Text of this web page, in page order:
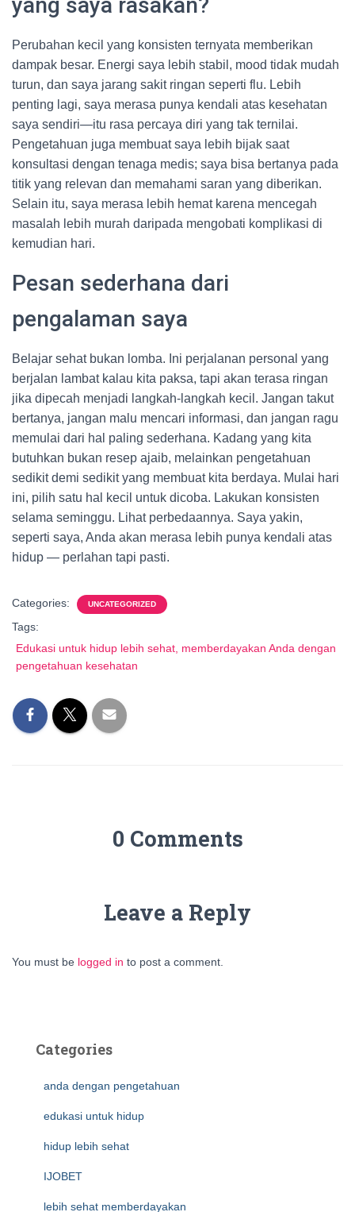
Perubahan kecil yang konsisten ternyata memberikan
dampak besar. Energi saya lebih stabil, mood tidak mudah
turun, dan saya jarang sakit ringan seperti flu. Lebih
penting lagi, saya merasa punya kendali atas kesehatan
saya sendiri—itu rasa percaya diri yang tak ternilai.
Pengetahuan juga membuat saya lebih bijak saat
konsultasi dengan tenaga medis; saya bisa bertanya pada
titik yang relevan dan memahami saran yang diberikan.
Selain itu, saya merasa lebih hemat karena mencegah
masalah lebih murah daripada mengobati komplikasi di
kemudian hari.
Pesan sederhana dari
pengalaman saya
Belajar sehat bukan lomba. Ini perjalanan personal yang
berjalan lambat kalau kita paksa, tapi akan terasa ringan
jika dipecah menjadi langkah-langkah kecil. Jangan takut
bertanya, jangan malu mencari informasi, dan jangan ragu
memulai dari hal paling sederhana. Kadang yang kita
butuhkan bukan resep ajaib, melainkan pengetahuan
sedikit demi sedikit yang membuat kita berdaya. Mulai hari
ini, pilih satu hal kecil untuk dicoba. Lakukan konsisten
selama seminggu. Lihat perbedaannya. Saya yakin,
seperti saya, Anda akan merasa lebih punya kendali atas
hidup — perlahan tapi pasti.
Categories: UNCATEGORIZED
Tags:
Edukasi untuk hidup lebih sehat, memberdayakan Anda dengan
pengetahuan kesehatan
0 Comments
Leave a Reply
You must be logged in to post a comment.
Categories
anda dengan pengetahuan
edukasi untuk hidup
hidup lebih sehat
IJOBET
lebih sehat memberdayakan